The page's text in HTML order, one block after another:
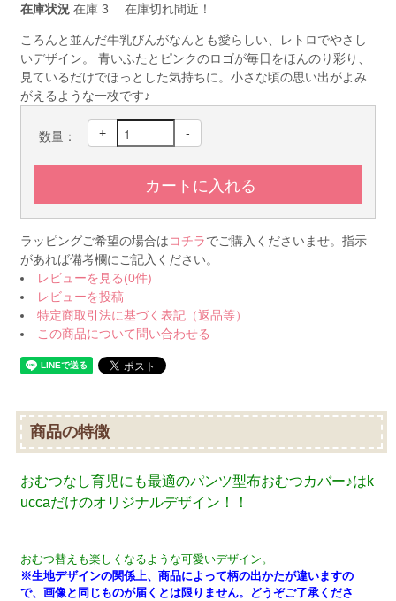
在庫状況 在庫 3 在庫切れ間近！
ころんと並んだ牛乳びんがなんとも愛らしい、レトロでやさし
いデザイン。 青いふたとピンクのロゴが毎日をほんのり彩り、
見ているだけでほっとした気持ちに。小さな頃の思い出がよみ
がえるような一枚です♪
数量： + -
ラッピングご希望の場合はコチラでご購入くださいませ。指示
があれば備考欄にご記入ください。
レビューを見る(0件)
レビューを投稿
特定商取引法に基づく表記（返品等）
この商品について問い合わせる
商品の特徴
おむつなし育児にも最適のパンツ型布おむつカバー♪はk
uccaだけのオリジナルデザイン！！
おむつ替えも楽しくなるような可愛いデザイン。
※生地デザインの関係上、商品によって柄の出かたが違いますの
で、画像と同じものが届くとは限りません。どうぞご了承くださ